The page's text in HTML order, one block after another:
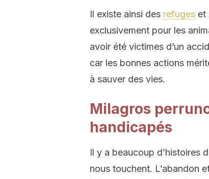
Il existe ainsi des refuges et
exclusivement pour les
avoir été victimes d’un
car les bonnes actions
à sauver des vies.
Milagros
handicapés
Il y a beaucoup d’histoires
nous touchent. L’abandon